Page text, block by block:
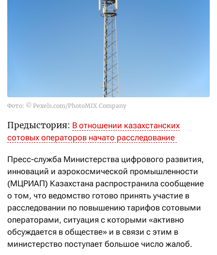
Фото: © Pexels.com/PhotoMIX Company
Предыстория: В отношении казахстанских
сотовых операторов начато расследование
Пресс-служба Министерства цифрового развития,
инноваций и аэрокосмической промышленности
(МЦРИАП) Казахстана распространила сообщение
о том, что ведомство готово принять участие в
расследовании по повышению тарифов сотовыми
операторами, ситуация с которыми «активно
обсуждается в обществе» и в связи с этим в
министерство поступает большое число жалоб.